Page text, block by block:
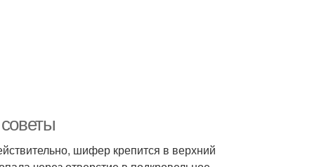
шифер крепится в верхний